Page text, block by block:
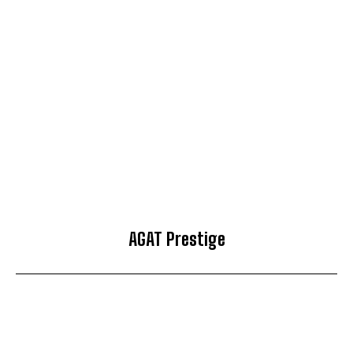
AGAT Prestige